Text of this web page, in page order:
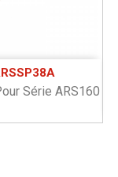
Série ARS160